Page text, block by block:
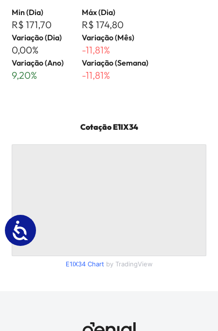
Min (Dia)
R$ 171,70
Máx (Dia)
R$ 174,80
Variação (Dia)
0,00%
Variação (Mês)
-11,81%
Variação (Ano)
9,20%
Variação (Semana)
-11,81%
CotaçãoE1IX34
E1IX34Chart by TradingView